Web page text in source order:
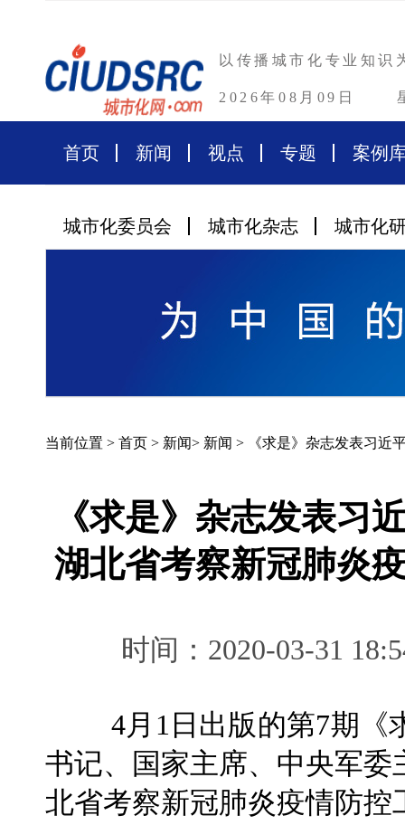
以传播城市化专业知识
2026年08月09日
首页 新闻 视点 专题 案例
城市化委员会 城市化杂志 城市化
当前位置 > 首页 > 新闻> 新闻 > 《求是》杂志发表习近
《求是》杂志发表习
湖北省考察新冠肺炎
时间：2020-03-31
4月1日出版的第7期《
书记、国家主席、中央军
北省考察新冠肺炎疫情防控